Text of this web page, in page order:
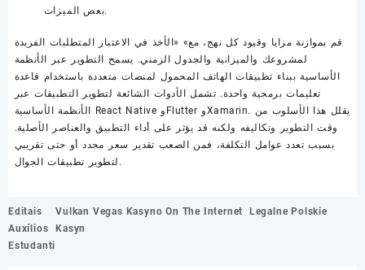
بعض الميزات.
قم بموازنة مزايا وقيود كل نهج، مع» «الأخذ في الاعتبار المتطلبات الفريدة
لمشروعك والميزانية والجدول الزمني. يسمح التطوير عبر الأنظمة
الأساسية ببناء تطبيقات الهاتف المحمول لمنصات متعددة باستخدام قاعدة
تعليمات برمجية واحدة. تشمل الأدوات الشائعة لتطوير التطبيقات عبر
الأنظمة الأساسية React Native وFlutter وXamarin. يقلل هذا الأسلوب من
وقت التطوير وتكاليفه ولكنه قد يؤثر على أداء التطبيق والعناصر الأصلية.
بسبب تعدد عوامل التكلفة، فمن الصعب تقدير سعر محدد أو حتى تقريبي
لتطوير تطبيقات الجوال.
Navegación
de
entradas
Editais
Auxílios
Estudanti
Vulkan Vegas Kasyno On The Internet ️ Legalne Polskie
Kasyn